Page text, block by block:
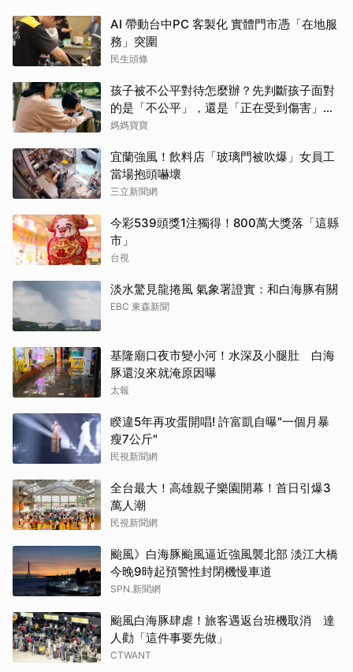
AI 帶動台中PC 客製化 實體門市憑「在地服
務」突圍
民生頭條
孩子被不公平對待怎麼辦？先判斷孩子面對
的是「不公平」，還是「正在受到傷害」？
處理方式完全不同
媽媽寶寶
宜蘭強風！飲料店「玻璃門被吹爆」女員工
當場抱頭嚇壞
三立新聞網
今彩539頭獎1注獨得！800萬大獎落「這縣
市」
台視
淡水驚見龍捲風 氣象署證實：和白海豚有關
EBC 東森新聞
基隆廟口夜市變小河！水深及小腿肚 白海
豚還沒來就淹原因曝
太報
睽違5年再攻蛋開唱! 許富凱自曝"一個月暴
瘦7公斤"
民視新聞網
全台最大！高雄親子樂園開幕！首日引爆3
萬人潮
民視新聞網
颱風》白海豚颱風逼近強風襲北部 淡江大橋
今晚9時起預警性封閉機慢車道
SPN.新聞網
颱風白海豚肆虐！旅客遇返台班機取消 達
人勸「這件事要先做」
CTWANT